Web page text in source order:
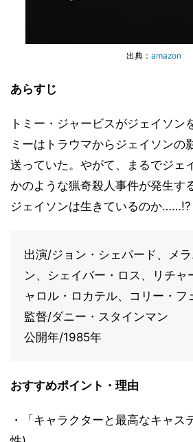
出典： amazon
あらすじ
トミー・ジャービスがジェイソン
ミーはトラウマからジェイソンの
送っていた。やがて、まるでジェ
かのような猟奇殺人事件が発生す
ジェイソンは生きているのか……!?
出演/ジョン・シェパード、メ
ン、シェイバー・ロス、リチャ
ャロル・ロカテル、コリー・フ
監督/ダニー・スタインマン
公開年/1985年
おすすめポイント・理由
・「キャラクターと最高なキャス